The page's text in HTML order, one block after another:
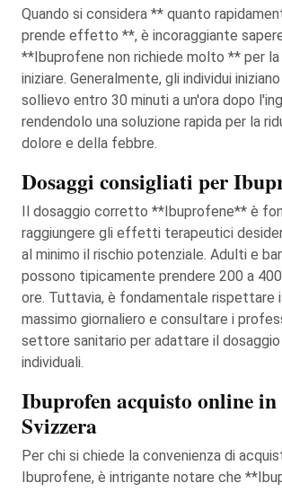
Quando si considera ** quanto
prende effetto **, è incoraggiante
**Ibuprofene non richiede molto ** per la
iniziare. Generalmente, gli individui
sollievo entro 30 minuti a un'ora dopo
rendendolo una soluzione rapida per la
dolore e della febbre.
Dosaggi consigliati per
Il dosaggio corretto **Ibuprofene** è
raggiungere gli effetti terapeutici
al minimo il rischio potenziale. Adulti e
possono tipicamente prendere 200 a
ore. Tuttavia, è fondamentale rispettare
massimo giornaliero e consultare i
settore sanitario per adattare il
individuali.
Ibuprofen acquisto online
Svizzera
Per chi si chiede la convenienza di
Ibuprofene, è intrigante notare che